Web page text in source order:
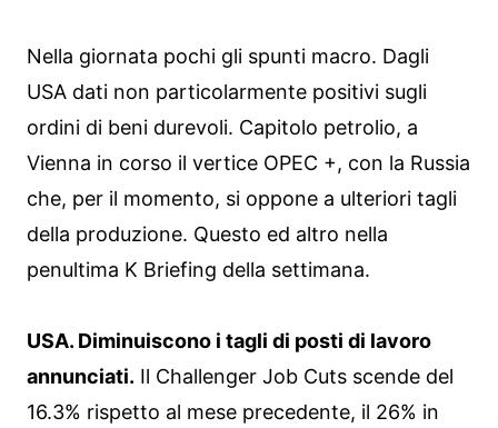
Nella giornata pochi gli spunti macro. Dagli
USA dati non particolarmente positivi sugli
ordini di beni durevoli. Capitolo petrolio, a
Vienna in corso il vertice OPEC +, con la Russia
che, per il momento, si oppone a ulteriori tagli
della produzione. Questo ed altro nella
penultima K Briefing della settimana.
USA. Diminuiscono i tagli di posti di lavoro
annunciati. Il Challenger Job Cuts scende del
16.3% rispetto al mese precedente, il 26% in